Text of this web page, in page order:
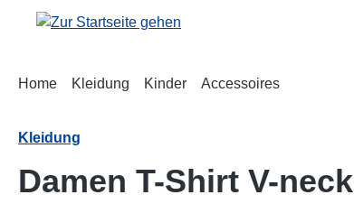
Hauptinhalt springen
Zur Suche springen
Zur Hauptnavigation springen
Home Kleidung Kinder Accessoires
Kleidung
Damen T-Shirt V-neck